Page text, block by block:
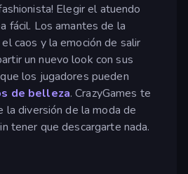
Elegir el atuendo
fácil. Los amantes de la
caos y la emoción de salir
un nuevo look con sus
los jugadores pueden
de belleza. CrazyGames te
la diversión de la moda de
tener que descargarte nada.